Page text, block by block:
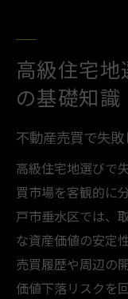
高級住宅
の基礎知識
不動産売買で失
高級住宅地選びで
買市場を客観的に
戸市垂水区では、
な資産価値の安定
売買履歴や周辺の
価値下落リスクを